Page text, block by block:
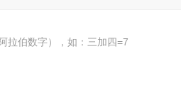
拉伯数字），如：三加四=7